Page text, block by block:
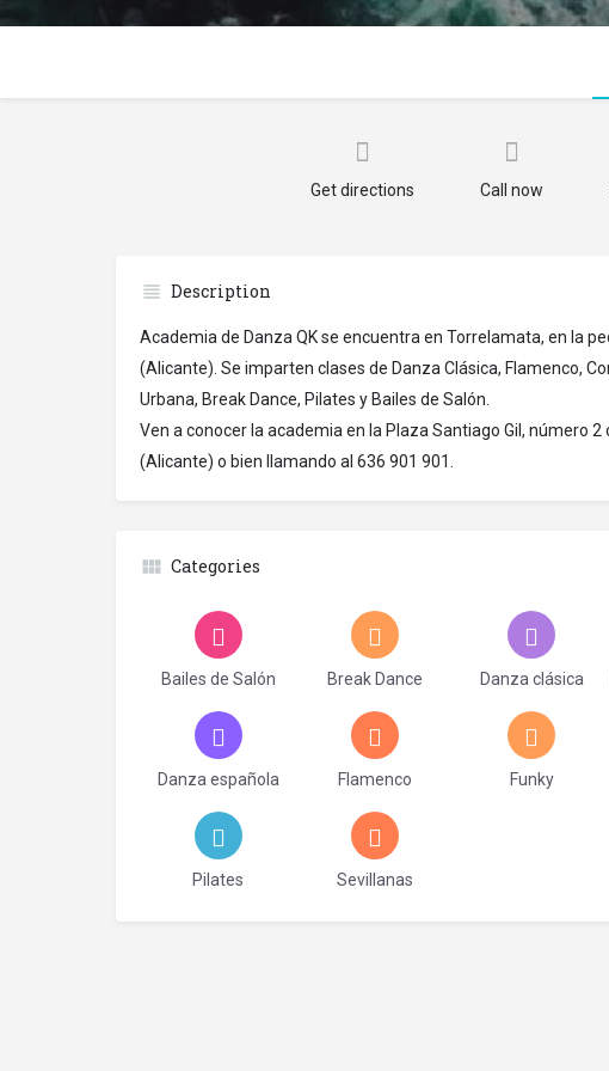
Get directions Call now
Description
Academia de Danza QK se encuentra en Torrelamata, en la
(Alicante). Se imparten clases de Danza Clásica, Flamenco,
Urbana, Break Dance, Pilates y Bailes de Salón.
Ven a conocer la academia en la Plaza Santiago Gil, número 2
(Alicante) o bien llamando al 636 901 901.
Categories
Bailes de Salón Break Dance Danza clásica
Danza española Flamenco Funky
Pilates Sevillanas